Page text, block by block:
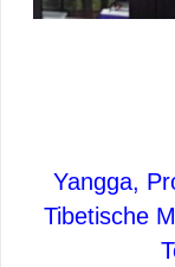
Yangga,
Tibetische